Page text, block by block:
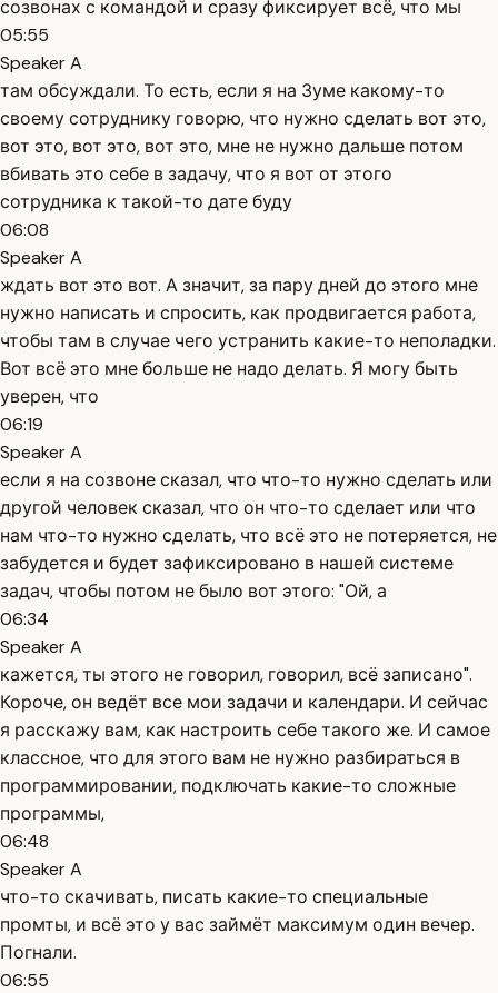
созвонах с командой и сразу фиксирует всё, что мы
05:55
Speaker A
там обсуждали. То есть, если я на Зуме какому-то
своему сотруднику говорю, что нужно сделать вот это,
вот это, вот это, вот это, мне не нужно дальше потом
вбивать это себе в задачу, что я вот от этого
сотрудника к такой-то дате буду
06:08
Speaker A
ждать вот это вот. А значит, за пару дней до этого мне
нужно написать и спросить, как продвигается работа,
чтобы там в случае чего устранить какие-то неполадки.
Вот всё это мне больше не надо делать. Я могу быть
уверен, что
06:19
Speaker A
если я на созвоне сказал, что что-то нужно сделать или
другой человек сказал, что он что-то сделает или что
нам что-то нужно сделать, что всё это не потеряется, не
забудется и будет зафиксировано в нашей системе
задач, чтобы потом не было вот этого: "Ой, а
06:34
Speaker A
кажется, ты этого не говорил, говорил, всё записано".
Короче, он ведёт все мои задачи и календари. И сейчас
я расскажу вам, как настроить себе такого же. И самое
классное, что для этого вам не нужно разбираться в
программировании, подключать какие-то сложные
программы,
06:48
Speaker A
что-то скачивать, писать какие-то специальные
промты, и всё это у вас займёт максимум один вечер.
Погнали.
06:55